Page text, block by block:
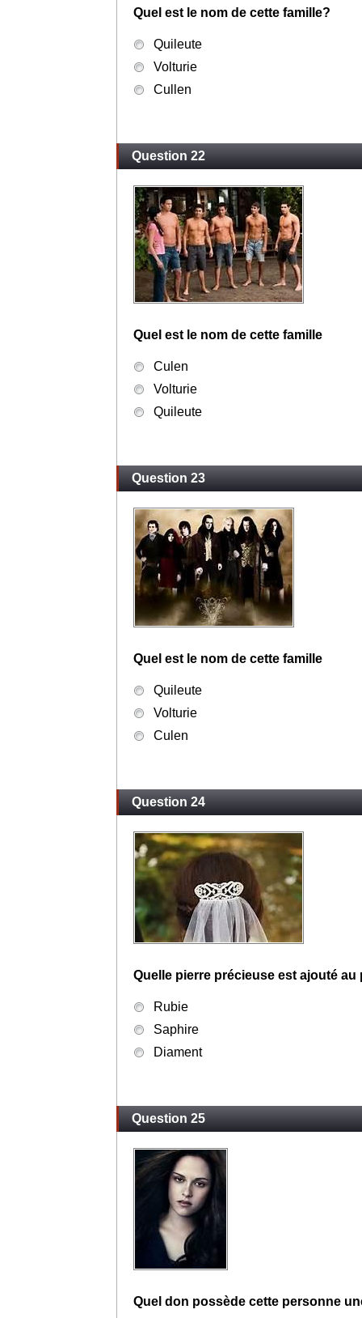
Quel est le nom de cette famille?
Quileute
Volturie
Cullen
Question 22
Quel est le nom de cette famille
Culen
Volturie
Quileute
Question 23
Quel est le nom de cette famille
Quileute
Volturie
Culen
Question 24
Quelle pierre précieuse est ajouté
Rubie
Saphire
Diament
Question 25
Quel don possède cette personne